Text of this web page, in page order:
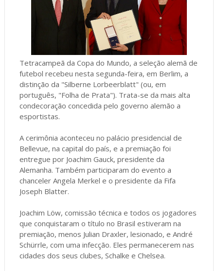
Tetracampeã da Copa do Mundo, a seleção alemã de
futebol recebeu nesta segunda-feira, em Berlim, a
distinção da "Silberne Lorbeerblatt" (ou, em
português, "Folha de Prata"). Trata-se da mais alta
condecoração concedida pelo governo alemão a
esportistas.
A cerimônia aconteceu no palácio presidencial de
Bellevue, na capital do país, e a premiação foi
entregue por Joachim Gauck, presidente da
Alemanha. Também participaram do evento a
chanceler Angela Merkel e o presidente da Fifa
Joseph Blatter.
Joachim Löw, comissão técnica e todos os jogadores
que conquistaram o título no Brasil estiveram na
premiação, menos Julian Draxler, lesionado, e André
Schürrle, com uma infecção. Eles permanecerem nas
cidades dos seus clubes, Schalke e Chelsea.